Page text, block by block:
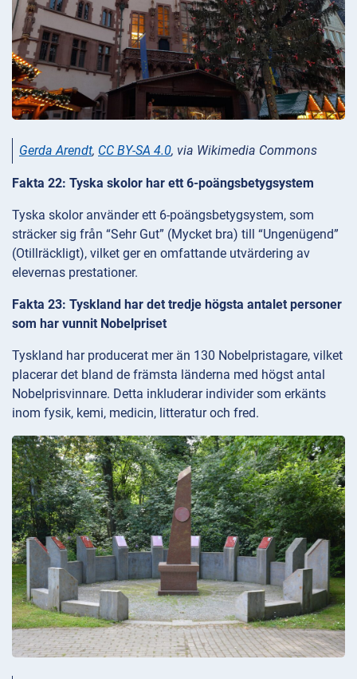
Gerda Arendt, CC BY-SA 4.0, via Wikimedia Commons
Fakta 22: Tyska skolor har ett 6-poängsbetygsystem
Tyska skolor använder ett 6-poängsbetygsystem, som
sträcker sig från “Sehr Gut” (Mycket bra) till “Ungenügend”
(Otillräckligt), vilket ger en omfattande utvärdering av
elevernas prestationer.
Fakta 23: Tyskland har det tredje högsta antalet personer
som har vunnit Nobelpriset
Tyskland har producerat mer än 130 Nobelpristagare, vilket
placerar det bland de främsta länderna med högst antal
Nobelprisvinnare. Detta inkluderar individer som erkänts
inom fysik, kemi, medicin, litteratur och fred.